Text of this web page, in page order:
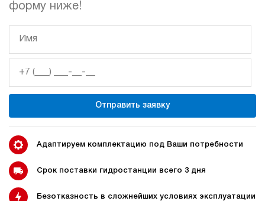
форму ниже!
Отправить заявку
Адаптируем комплектацию под Ваши потребности
Срок поставки гидростанции всего 3 дня
Безотказность в сложнейших условиях эксплуатации